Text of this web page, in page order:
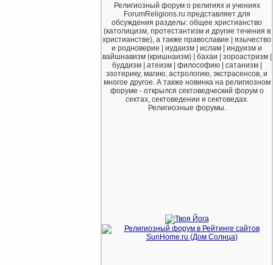
Религиозный форум о религиях и учениях
ForumReligions.ru представляет для
обсуждения разделы: общее христианство
(католицизм, протестантизм и другие течения в
христианстве), а также православие | язычество
и родноверие | иудаизм | ислам | индуизм и
вайшнавизм (кришнаизм) | бахаи | зороастризм |
буддизм | атеизм | философию | сатанизм |
эзотерику, магию, астрологию, экстрасенсов, и
многое другое. А также новинка на религиозном
форуме - открылся сектоведческий форум о
сектах, сектоведении и сектоведах.
Религиозные форумы.